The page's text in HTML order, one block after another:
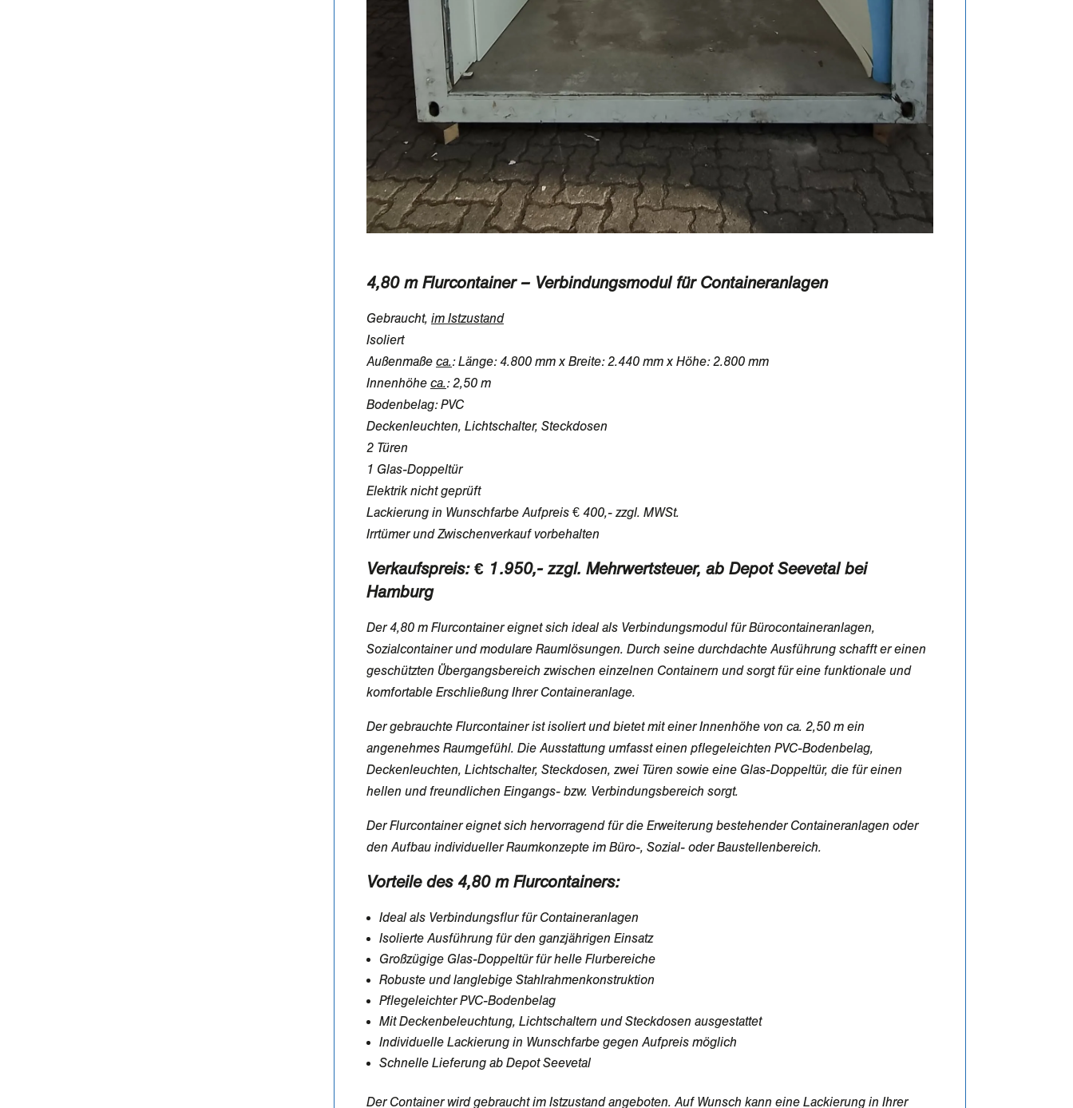
4,80 m Flurcontainer – Verbindungsmodul für Containeranlagen
Gebraucht, im Istzustand
Isoliert
Außenmaße ca.: Länge: 4.800 mm x Breite: 2.440 mm x Höhe: 2.800 mm
Innenhöhe ca.: 2,50 m
Bodenbelag: PVC
Deckenleuchten, Lichtschalter, Steckdosen
2 Türen
1 Glas-Doppeltür
Elektrik nicht geprüft
Lackierung in Wunschfarbe Aufpreis € 400,- zzgl. MWSt.
Irrtümer und Zwischenverkauf vorbehalten
Verkaufspreis: € 1.950,- zzgl. Mehrwertsteuer, ab Depot Seevetal bei
Hamburg
Der 4,80 m Flurcontainer eignet sich ideal als Verbindungsmodul für Bürocontaineranlagen,
Sozialcontainer und modulare Raumlösungen. Durch seine durchdachte Ausführung schafft er einen
geschützten Übergangsbereich zwischen einzelnen Containern und sorgt für eine funktionale und
komfortable Erschließung Ihrer Containeranlage.
Der gebrauchte Flurcontainer ist isoliert und bietet mit einer Innenhöhe von ca. 2,50 m ein
angenehmes Raumgefühl. Die Ausstattung umfasst einen pflegeleichten PVC-Bodenbelag,
Deckenleuchten, Lichtschalter, Steckdosen, zwei Türen sowie eine Glas-Doppeltür, die für einen
hellen und freundlichen Eingangs- bzw. Verbindungsbereich sorgt.
Der Flurcontainer eignet sich hervorragend für die Erweiterung bestehender Containeranlagen oder
den Aufbau individueller Raumkonzepte im Büro-, Sozial- oder Baustellenbereich.
Vorteile des 4,80 m Flurcontainers:
Ideal als Verbindungsflur für Containeranlagen
Isolierte Ausführung für den ganzjährigen Einsatz
Großzügige Glas-Doppeltür für helle Flurbereiche
Robuste und langlebige Stahlrahmenkonstruktion
Pflegeleichter PVC-Bodenbelag
Mit Deckenbeleuchtung, Lichtschaltern und Steckdosen ausgestattet
Individuelle Lackierung in Wunschfarbe gegen Aufpreis möglich
Schnelle Lieferung ab Depot Seevetal
Der Container wird gebraucht im Istzustand angeboten. Auf Wunsch kann eine Lackierung in Ihrer